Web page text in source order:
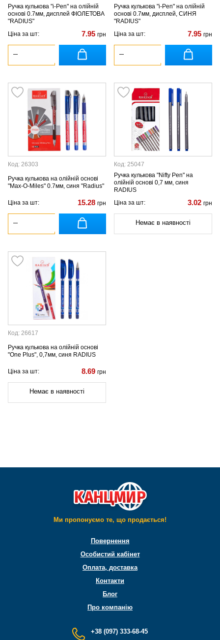
Ручка кулькова "i-Pen" на олійній
основі 0.7мм, дисплей ФІОЛЕТОВА
"RADIUS"
Ціна за шт:
7.95 грн
Ручка кулькова "i-Pen" на олійній
основі 0.7мм, дисплей, СИНЯ
"RADIUS"
Ціна за шт:
7.95 грн
Код: 26303
Ручка кулькова на олійній основі
"Max-O-Miles" 0.7мм, синя "Radius"
Ціна за шт: 15.28 грн
Код: 25047
Ручка кулькова "Nifty Pen" на
олійній основі 0,7 мм, синя
RADIUS
Ціна за шт:
3.02 грн
Немає в наявності
Код: 26617
Ручка кулькова на олійній основі
"One Plus", 0,7мм, синя RADIUS
Ціна за шт: 8.69 грн
Немає в наявності
Ми пропонуємо те, що продається!
Повернення
Особистий кабінет
Оплата, доставка
Контакти
Блог
Про компанію
+38 (097) 333-68-45